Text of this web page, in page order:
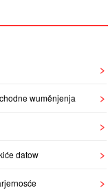
wuměnjenja
datow